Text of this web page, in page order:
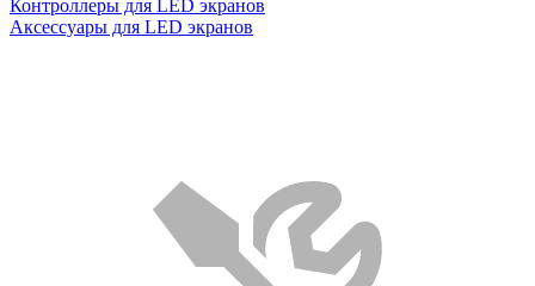
Контроллеры для LED экранов
Аксессуары для LED экранов